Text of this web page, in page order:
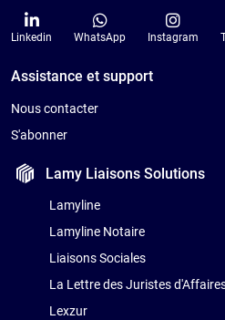
Linkedin WhatsApp Instagram
Assistance et support
Nous contacter
S'abonner
Lamy LiaisonsSolutions
Lamyline
Lamyline Notaire
Liaisons Sociales
La Lettre des Juristes
Lexzur